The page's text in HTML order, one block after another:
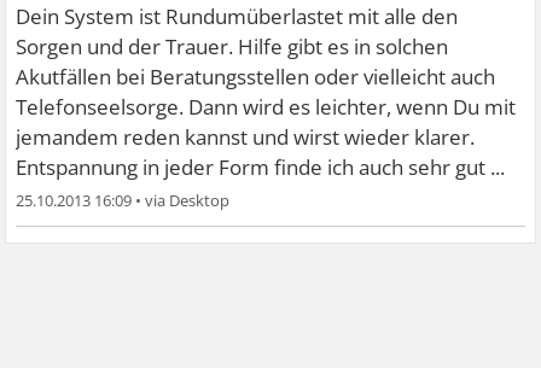
Dein System ist Rundumüberlastet mit alle den
Sorgen und der Trauer. Hilfe gibt es in solchen
Akutfällen bei Beratungsstellen oder vielleicht auch
Telefonseelsorge. Dann wird es leichter, wenn Du mit
jemandem reden kannst und wirst wieder klarer.
Entspannung in jeder Form finde ich auch sehr gut ...
25.10.2013 16:09 •